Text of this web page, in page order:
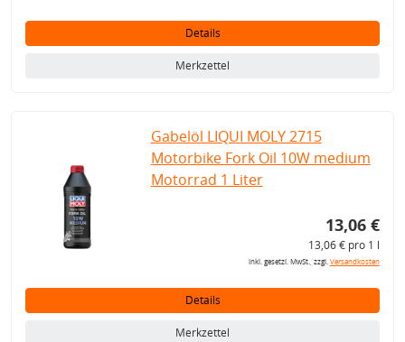
Details
Merkzettel
Gabelöl LIQUI MOLY 2715
Motorbike Fork Oil 10W medium
Motorrad 1 Liter
13,06 €
13,06 € pro 1 l
inkl. gesetzl. MwSt., zzgl.Versandkosten
Details
Merkzettel